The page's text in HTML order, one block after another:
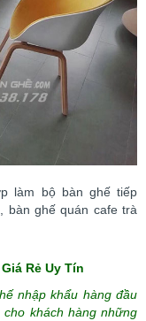
làm bộ bàn ghế tiếp
bàn ghế quán cafe trà
Rẻ Uy Tín
nhập khẩu hàng đầu
khách hàng những